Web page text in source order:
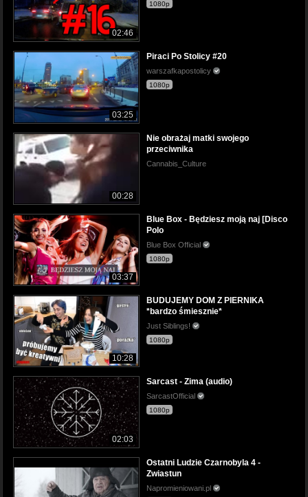
02:46
1080p
03:25
Piraci Po Stolicy #20
warszafkapostolicy
1080p
00:28
Nie obrażaj matki swojego
przeciwnika
Cannabis_Culture
03:37
Blue Box - Będziesz moją naj [Disco
Polo
Blue Box Official
1080p
10:28
BUDUJEMY DOM Z PIERNIKA
*bardzo śmiesznie*
Just Siblings!
1080p
02:03
Sarcast - Zima (audio)
SarcastOfficial
1080p
Ostatni Ludzie Czarnobyla 4 -
Zwiastun
Napromieniowani.pl